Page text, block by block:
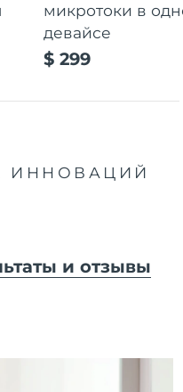
микротоки в
девайсе
$ 299
ИННОВАЦИЙ
и отзывы